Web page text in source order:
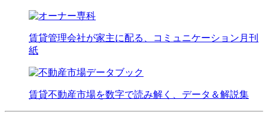
賃貸管理会社が家主に配る、コミュニケーション月刊
紙
賃貸不動産市場を数字で読み解く、データ＆解説集